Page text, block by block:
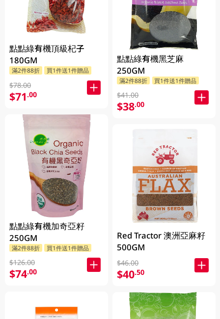
點點綠有機頂級杞子
180GM
滿2件88折 買1件送1件贈品
$78.00
$71.00
點點綠有機加奇亞籽
250GM
滿2件88折 買1件送1件贈品
$126.00
$74.00
點點綠有機黑芝麻
250GM
滿2件88折 買1件送1件贈品
$41.00
$38.00
Red Tractor 澳洲亞麻籽
500GM
$46.00
$40.50